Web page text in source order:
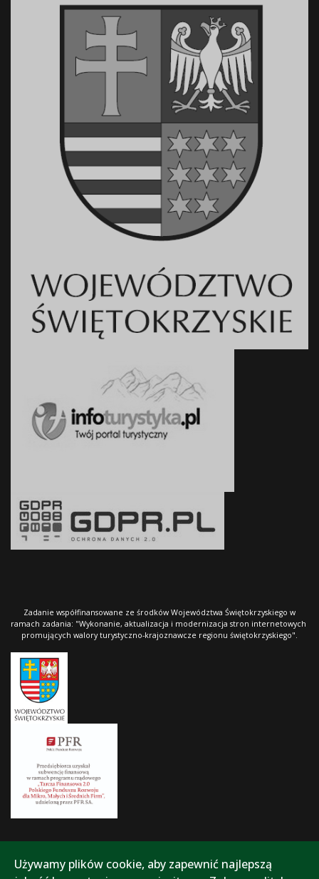
Zadanie współfinansowane ze środków Województwa Świętokrzyskiego w
ramach zadania: "Wykonanie, aktualizacja i modernizacja stron internetowych
promujących walory turystyczno-krajoznawcze regionu świętokrzyskiego".
Używamy plików cookie, aby zapewnić najlepszą